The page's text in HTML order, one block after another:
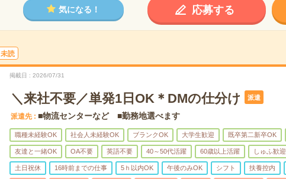
気になる！ 応募する
未読
掲載日 2026/07/31
＼来社不要／単発1日OK＊DMの仕分け 派遣
派遣先 ■物流センターなど ■勤務地選べます
職種未経験OK 社会人未経験OK ブランクOK 大学生歓迎 既卒第二新卒OK
友達と一緒OK OA不要 英語不要 40～50代活躍 60歳以上活躍 しゅふ歓迎
土日祝休 16時前までの仕事 5ｈ以内OK 午後のみOK シフト 扶養控内